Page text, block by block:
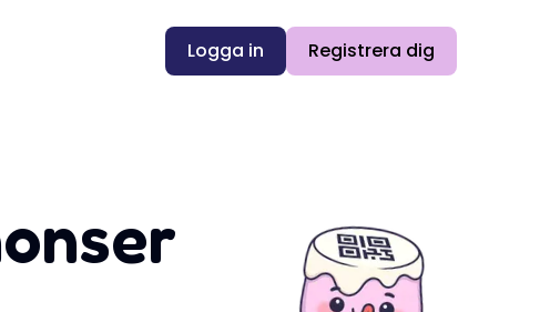
Logga in Registrera dig